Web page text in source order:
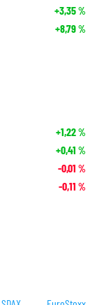
+3,35%
+8,79%
+1,22%
+0,41 %
-0,01 %
-0,11 %